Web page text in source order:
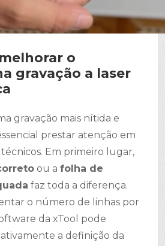
o
gravação a laser
gravação mais nítida e
prestar atenção em
Em primeiro lugar,
ou a folha de
faz toda a diferença.
o número de linhas por
da xTool pode
a definição da